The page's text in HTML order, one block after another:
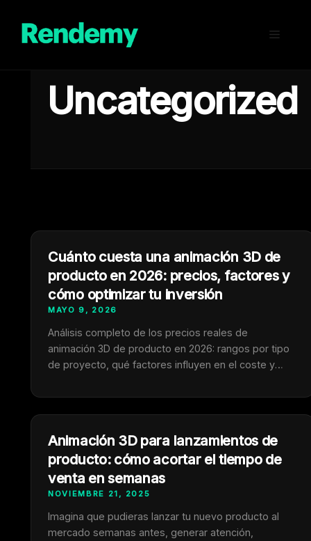
contenido
Menú
Uncategorized
Cuánto cuesta una animación 3D de
producto en 2026: precios, factores y
cómo optimizar tu inversión
MAYO 9, 2026
Análisis completo de los precios reales de
animación 3D de producto en 2026: rangos por tipo
de proyecto, qué factores influyen en el coste y
Animación 3D para lanzamientos de
producto: cómo acortar el tiempo de
venta en semanas
NOVIEMBRE 21, 2025
Imagina que pudieras lanzar tu nuevo producto al
mercado semanas antes, generar atención,